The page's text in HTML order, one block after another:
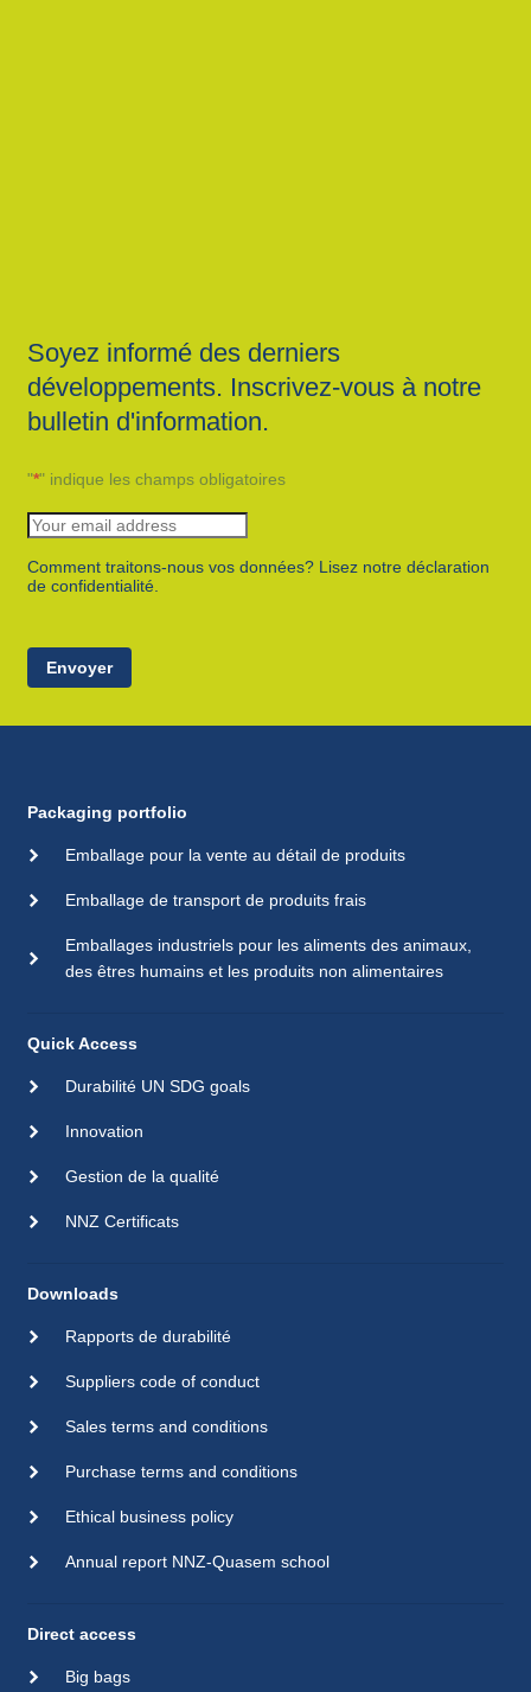
Soyez informé des derniers
développements. Inscrivez-vous à notre
bulletin d'information.
"*" indique les champs obligatoires
Comment traitons-nous vos données? Lisez notre déclaration
de confidentialité.
Envoyer
Packaging portfolio
Emballage pour la vente au détail de produits
Emballage de transport de produits frais
Emballages industriels pour les aliments des animaux,
des êtres humains et les produits non alimentaires
Quick Access
Durabilité UN SDG goals
Innovation
Gestion de la qualité
NNZ Certificats
Downloads
Rapports de durabilité
Suppliers code of conduct
Sales terms and conditions
Purchase terms and conditions
Ethical business policy
Annual report NNZ-Quasem school
Direct access
Big bags